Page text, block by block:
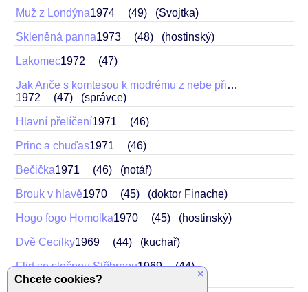
Muž z Londýna1974 49 (Svojtka)
Skleněná panna1973 48 (hostinský)
Lakomec1972 47
Jak Anče s komtesou k modrému z nebe přišly
1972
47 (správce)
Hlavní přelíčení1971 46
Princ a chuďas1971 46
Bečička1971 46 (notář)
Brouk v hlavě1970 45 (doktor Finache)
Hogo fogo Homolka1970 45 (hostinský)
Dvě Cecilky1969 44 (kuchař)
Flirt se slečnou Stříbrnou1969
44
(Andrés)
×
Chcete cookies?